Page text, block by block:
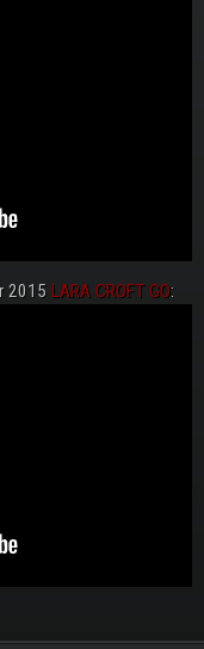
2015 LARA CROFT GO: